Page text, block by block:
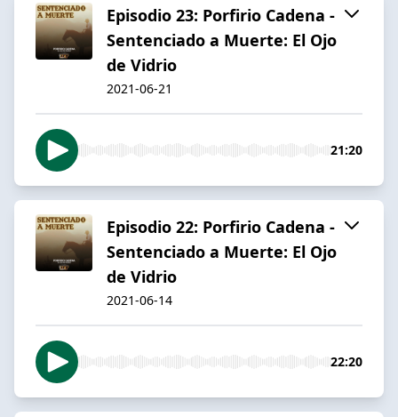
Episodio 23: Porfirio Cadena -
Sentenciado a Muerte: El Ojo
de Vidrio
2021-06-21
21:20
Episodio 22: Porfirio Cadena -
Sentenciado a Muerte: El Ojo
de Vidrio
2021-06-14
22:20